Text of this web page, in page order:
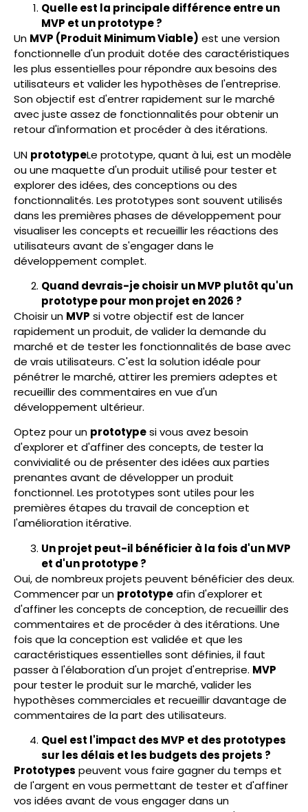
Quelle est la principale différence entre un
MVP et un prototype ?
Un MVP (Produit Minimum Viable) est une version
fonctionnelle d'un produit dotée des caractéristiques
les plus essentielles pour répondre aux besoins des
utilisateurs et valider les hypothèses de l'entreprise.
Son objectif est d'entrer rapidement sur le marché
avec juste assez de fonctionnalités pour obtenir un
retour d'information et procéder à des itérations.
UN prototypeLe prototype, quant à lui, est un modèle
ou une maquette d'un produit utilisé pour tester et
explorer des idées, des conceptions ou des
fonctionnalités. Les prototypes sont souvent utilisés
dans les premières phases de développement pour
visualiser les concepts et recueillir les réactions des
utilisateurs avant de s'engager dans le
développement complet.
Quand devrais-je choisir un MVP plutôt qu'un
prototype pour mon projet en 2026 ?
Choisir un MVP si votre objectif est de lancer
rapidement un produit, de valider la demande du
marché et de tester les fonctionnalités de base avec
de vrais utilisateurs. C'est la solution idéale pour
pénétrer le marché, attirer les premiers adeptes et
recueillir des commentaires en vue d'un
développement ultérieur.
Optez pour un prototypesi vous avez besoin
d'explorer et d'affiner des concepts, de tester la
convivialité ou de présenter des idées aux parties
prenantes avant de développer un produit
fonctionnel. Les prototypes sont utiles pour les
premières étapes du travail de conception et
l'amélioration itérative.
Un projet peut-il bénéficier à la fois d'un MVP
et d'un prototype ?
Oui, de nombreux projets peuvent bénéficier des deux.
Commencer par un prototypeafin d'explorer et
d'affiner les concepts de conception, de recueillir des
commentaires et de procéder à des itérations. Une
fois que la conception est validée et que les
caractéristiques essentielles sont définies, il faut
passer à l'élaboration d'un projet d'entreprise. MVP
pour tester le produit sur le marché, valider les
hypothèses commerciales et recueillir davantage de
commentaires de la part des utilisateurs.
Quel est l'impact des MVP et des prototypes
sur les délais et les budgets des projets ?
Prototypes peuvent vous faire gagner du temps et
de l'argent en vous permettant de tester et d'affiner
vos idées avant de vous engager dans un